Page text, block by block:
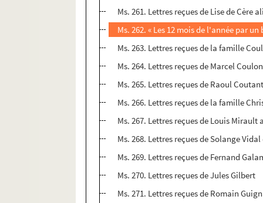
Ms. 261. Lettres reçues de Lise de Cère
Ms. 262. « Les 12 mois de l'année par
Ms. 263. Lettres reçues de la famille
Ms. 264. Lettres reçues de Marcel Coulon
Ms. 265. Lettres reçues de Raoul
Ms. 266. Lettres reçues de la famille
Ms. 267. Lettres reçues de Louis Mirault
Ms. 268. Lettres reçues de Solange
Ms. 269. Lettres reçues de Fernand
Ms. 270. Lettres reçues de Jules Gilbert
Ms. 271. Lettres reçues de Romain